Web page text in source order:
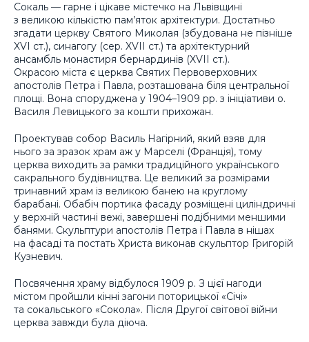
Сокаль — гарне і цікаве містечко на Львівщині
з великою кількістю пам’яток архітектури. Достатньо
згадати церкву Святого Миколая (збудована не пізніше
XVI cт.), синагогу (сер. XVII ст.) та архітектурний
ансамбль монастиря бернардинів (XVII ст.).
Окрасою міста є церква Святих Первоверховних
апостолів Петра і Павла, розташована біля центральної
площі. Вона споруджена у 1904–1909 рр. з ініціативи о.
Василя Левицького за кошти прихожан.
Проектував собор Василь Нагірний, який взяв для
нього за зразок храм аж у Марселі (Франція), тому
церква виходить за рамки традиційного українського
сакрального будівництва. Це великий за розмірами
тринавний храм із великою банею на круглому
барабані. Обабіч портика фасаду розміщені циліндричні
у верхній частині вежі, завершені подібними меншими
банями. Скульптури апостолів Петра і Павла в нішах
на фасаді та постать Христа виконав скульптор Григорій
Кузневич.
Посвячення храму відбулося 1909 р. З цієї нагоди
містом пройшли кінні загони поторицької «Січі»
та сокальського «Сокола». Після Другої світової війни
церква завжди була діюча.